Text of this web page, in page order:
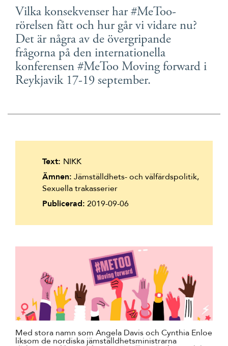
English
Skandinaviska
Suomi
Íslenska
Vilka konsekvenser har #MeToo-
rörelsen fått och hur går vi vidare nu?
Det är några av de övergripande
frågorna på den internationella
konferensen #MeToo Moving forward i
Reykjavik 17-19 september.
Med stora namn som Angela Davis och Cynthia Enloe
liksom de nordiska jämställdhetsministrarna
Text: NIKK
Ämnen: Jämställdhets- och välfärdspolitik,
Sexuella trakasserier
Publicerad: 2019-09-06